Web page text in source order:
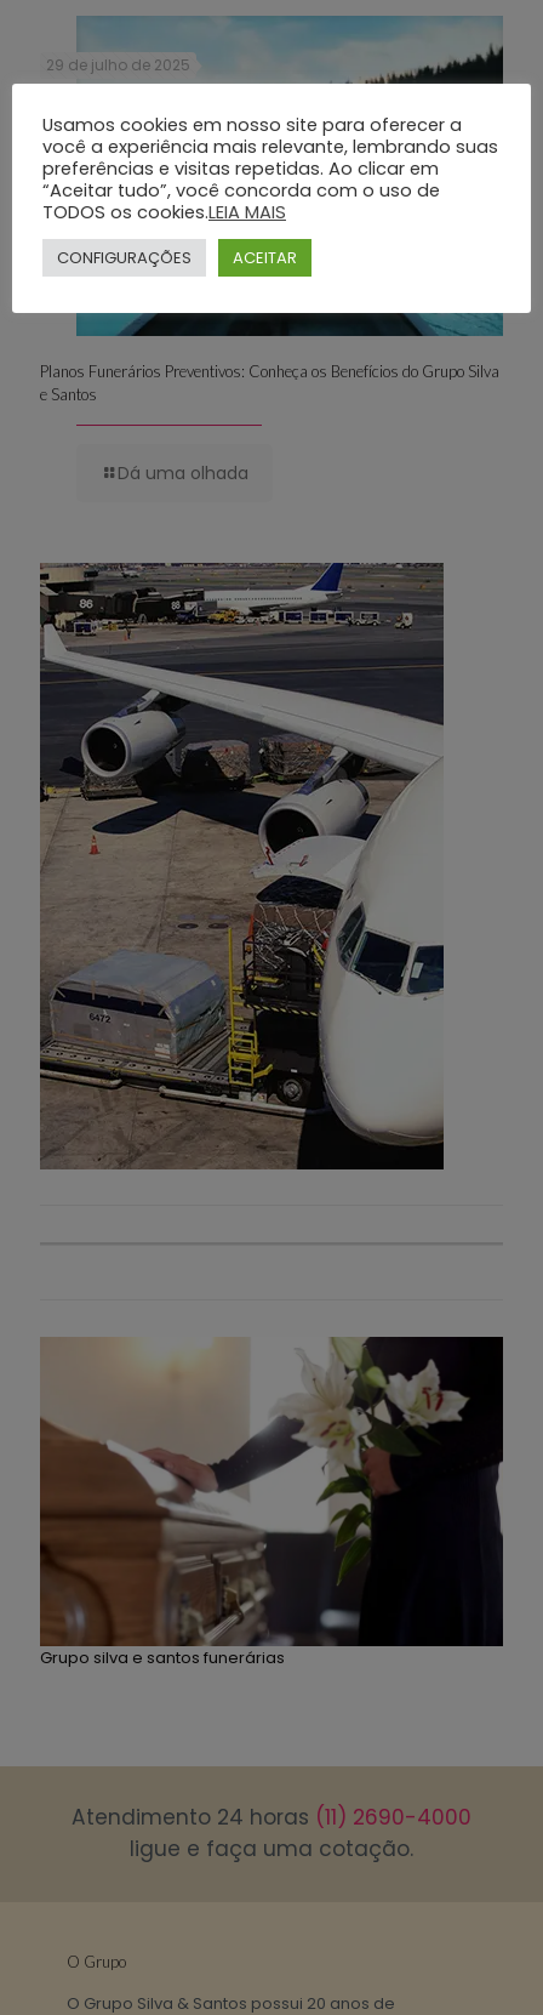
29 de julho de 2025
Planos Funerários Preventivos: Conheça os Benefícios do Grupo Silva
e Santos
Dá uma olhada
Grupo silva e santos funerárias
Atendimento 24 horas (11) 2690-4000
ligue e faça uma cotação.
O Grupo
O Grupo Silva & Santos possui 20 anos de
Usamos cookies em nosso site para oferecer a
você a experiência mais relevante, lembrando suas
preferências e visitas repetidas. Ao clicar em
“Aceitar tudo”, você concorda com o uso de
TODOS os cookies.LEIA MAIS
CONFIGURAÇÕES ACEITAR